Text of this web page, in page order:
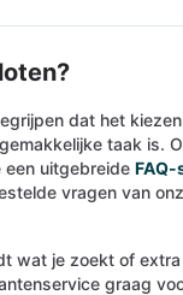
dat het
taak is.
een uitgebreide FAQ-
vragen van
wat je zoekt of
graag